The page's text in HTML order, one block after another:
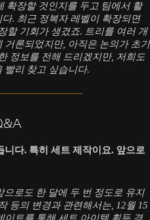
확장할 것인지를 두고 팀에서 활
. 최근 정복자 레벨이 확장되면
할 기회가 생겼죠. 트리를 여러 개
거론되었지만, 아직은 논의가 초기
정보를 전해 드리겠지만, 저희도
빨리 찾고 싶습니다.
니다. 특히 세트 제작이요. 앞으로
로도 한 달에 두 번 정도로 유지
등의 변경과 관련해서는, 12월 15
이트를 통해 세트 아이템 획득 경